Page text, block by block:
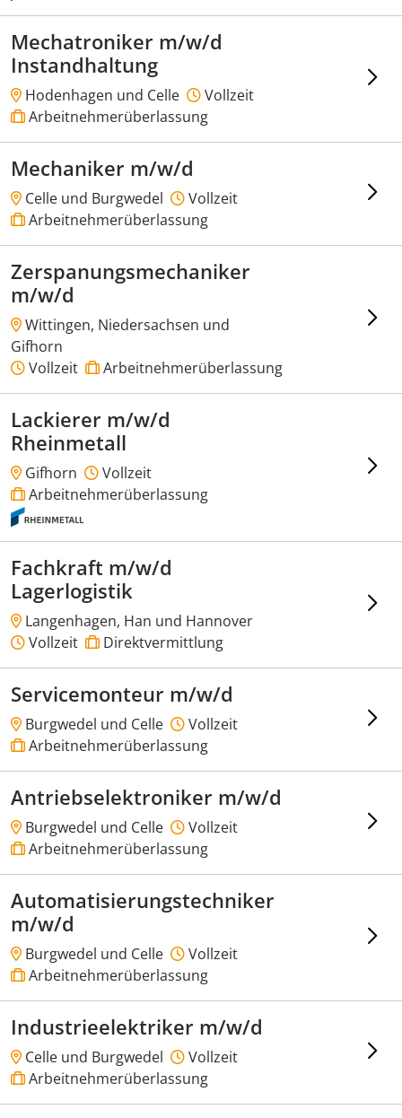
Mechatroniker m/w/d
Instandhaltung
Hodenhagen und Celle
Vollzeit
Arbeitnehmerüberlassung
Mechaniker m/w/d
Celle und Burgwedel
Vollzeit
Arbeitnehmerüberlassung
Zerspanungsmechaniker
m/w/d
Wittingen, Niedersachsen und
Gifhorn
Vollzeit
Arbeitnehmerüberlassung
Lackierer m/w/d
Rheinmetall
Gifhorn
Vollzeit
Arbeitnehmerüberlassung
Fachkraft m/w/d
Lagerlogistik
Langenhagen, Han und Hannover
Vollzeit
Direktvermittlung
Servicemonteur m/w/d
Burgwedel und Celle
Vollzeit
Arbeitnehmerüberlassung
Antriebselektroniker m/w/d
Burgwedel und Celle
Vollzeit
Arbeitnehmerüberlassung
Automatisierungstechniker
m/w/d
Burgwedel und Celle
Vollzeit
Arbeitnehmerüberlassung
Industrieelektriker m/w/d
Celle und Burgwedel
Vollzeit
Arbeitnehmerüberlassung